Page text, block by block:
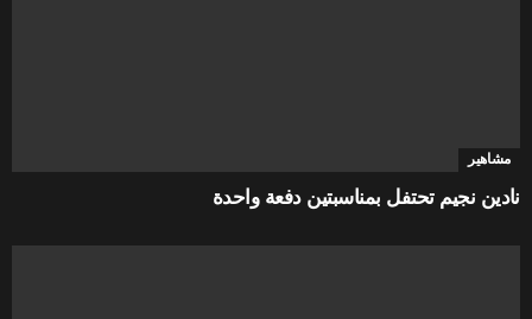
مشاهير
نادين نجيم تحتفل بمناسبتين دفعة واحدة